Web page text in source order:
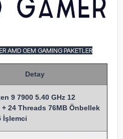
AMD OEM GAMING PAKETLER
Detay
9 7900 5.40 GHz 12
24 Threads 76MB Önbellek
İşlemci